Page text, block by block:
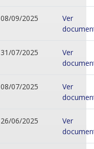
08/09/2025
Ver
31/07/2025
Ver
08/07/2025
Ver
26/06/2025
Ver